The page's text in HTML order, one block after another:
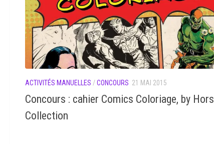
ACTIVITÉS MANUELLES /CONCOURS 21 MAI 2015
Concours : cahier Comics Coloriage, by Hors
Collection